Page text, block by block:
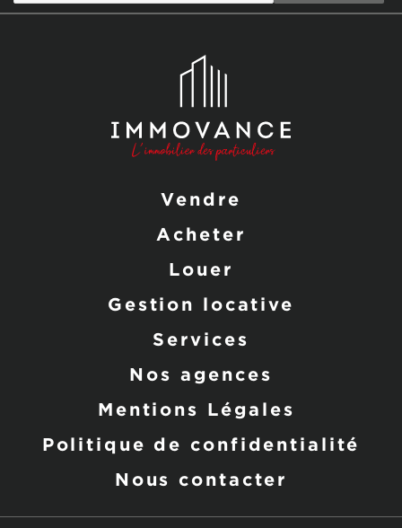
Vendre
Acheter
Louer
Gestion locative
Services
Nos agences
Mentions Légales
Politique de confidentialité
Nous contacter